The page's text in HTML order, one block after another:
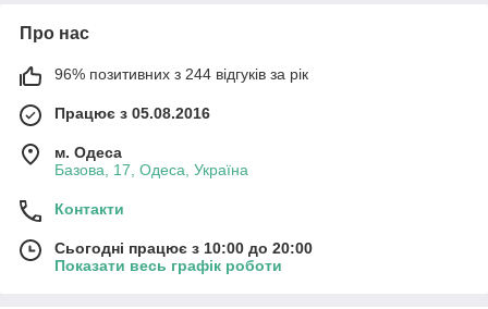
Про нас
96% позитивних з 244 відгуків за рік
Працює з 05.08.2016
м. Одеса
Базова, 17, Одеса, Україна
Контакти
Сьогодні працює з 10:00 до 20:00
Показати весь графік роботи